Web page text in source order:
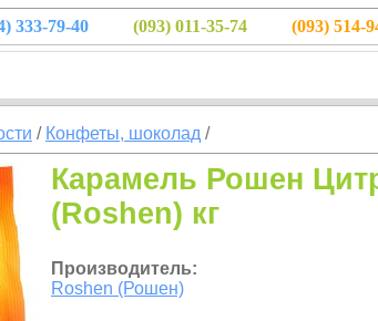
333-79-40 (093) 011-35-74 (093) 514-
/ Конфеты, шоколад /
Карамель Рошен
(Roshen) кг
Производитель:
Roshen (Рошен)